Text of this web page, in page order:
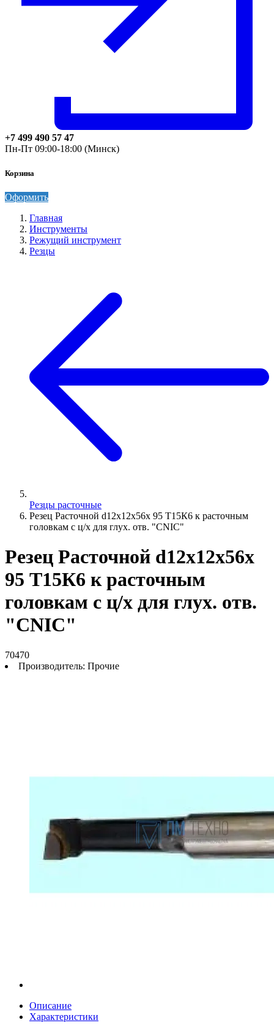
+7 499 490 57 47
Пн-Пт 09:00-18:00 (Минск)
Корзина
Оформить
Главная
Инструменты
Режущий инструмент
Резцы
Резцы расточные
Резец Расточной d12х12х56х 95 Т15К6 к расточным
головкам с ц/х для глух. отв. "CNIC"
Резец Расточной d12х12х56х
95 Т15К6 к расточным
головкам с ц/х для глух. отв.
"CNIC"
70470
Производитель: Прочие
Описание
Характеристики